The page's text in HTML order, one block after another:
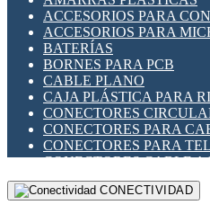
INDICADORES PARA
INTERFACES DE RELÉ
INTERRUPTORES FIN
LLAVES
MEDIDORES DE
MOTORES PASO A PASO
PANTALLAS HMI
PLC -
PROGRAMADORES DE
RELÉS DE PROTECCIÓN
SENSORES CAPACITIVOS
ACCESORIOS PARA
ACCESORIOS PARA
BATERÍAS
BORNES PARA PCB
CABLE PLANO
CAJA PLÁSTICA PARA
CONECTORES
CONECTORES PARA
CONECTORES PARA
CONECTORES CABLE A
CONECTORES PCB A
DIP SWITCHESCONECTIVIDAD